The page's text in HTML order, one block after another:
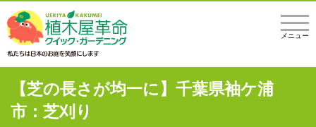
メニュー
【芝の長さが均一に】千葉県袖ケ浦
市：芝刈り